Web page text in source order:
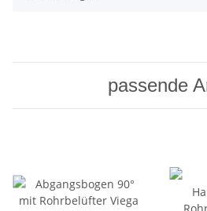
passende